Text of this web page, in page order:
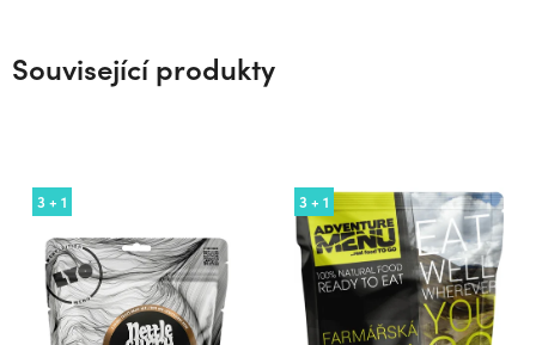
Související produkty
3 + 1 3 + 1